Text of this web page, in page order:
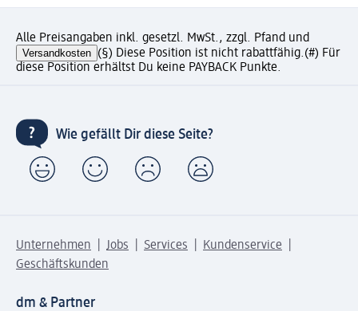
Alle Preisangaben inkl. gesetzl. MwSt., zzgl. Pfand und
Versandkosten (§) Diese Position ist nicht rabattfähig.(#) Für
diese Position erhältst Du keine PAYBACK Punkte.
Wie gefällt Dir diese Seite?
Unternehmen Jobs Services
Kundenservice
Geschäftskunden
dm & Partner